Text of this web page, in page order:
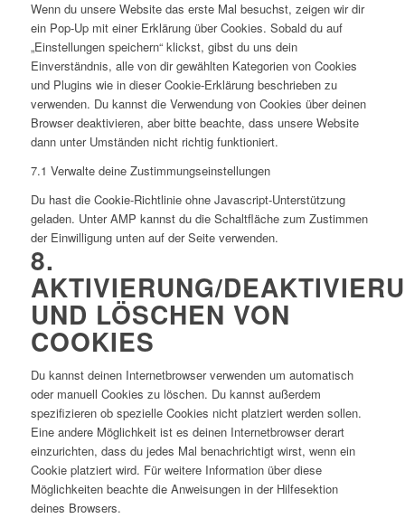
Wenn du unsere Website das erste Mal besuchst, zeigen wir dir
ein Pop-Up mit einer Erklärung über Cookies. Sobald du auf
„Einstellungen speichern“ klickst, gibst du uns dein
Einverständnis, alle von dir gewählten Kategorien von Cookies
und Plugins wie in dieser Cookie-Erklärung beschrieben zu
verwenden. Du kannst die Verwendung von Cookies über deinen
Browser deaktivieren, aber bitte beachte, dass unsere Website
dann unter Umständen nicht richtig funktioniert.
7.1 Verwalte deine Zustimmungseinstellungen
Du hast die Cookie-Richtlinie ohne Javascript-Unterstützung
geladen. Unter AMP kannst du die Schaltfläche zum Zustimmen
der Einwilligung unten auf der Seite verwenden.
8.
AKTIVIERUNG/
UND LÖSCHEN VON
COOKIES
Du kannst deinen Internetbrowser verwenden um automatisch
oder manuell Cookies zu löschen. Du kannst außerdem
spezifizieren ob spezielle Cookies nicht platziert werden sollen.
Eine andere Möglichkeit ist es deinen Internetbrowser derart
einzurichten, dass du jedes Mal benachrichtigt wirst, wenn ein
Cookie platziert wird. Für weitere Information über diese
Möglichkeiten beachte die Anweisungen in der Hilfesektion
deines Browsers.